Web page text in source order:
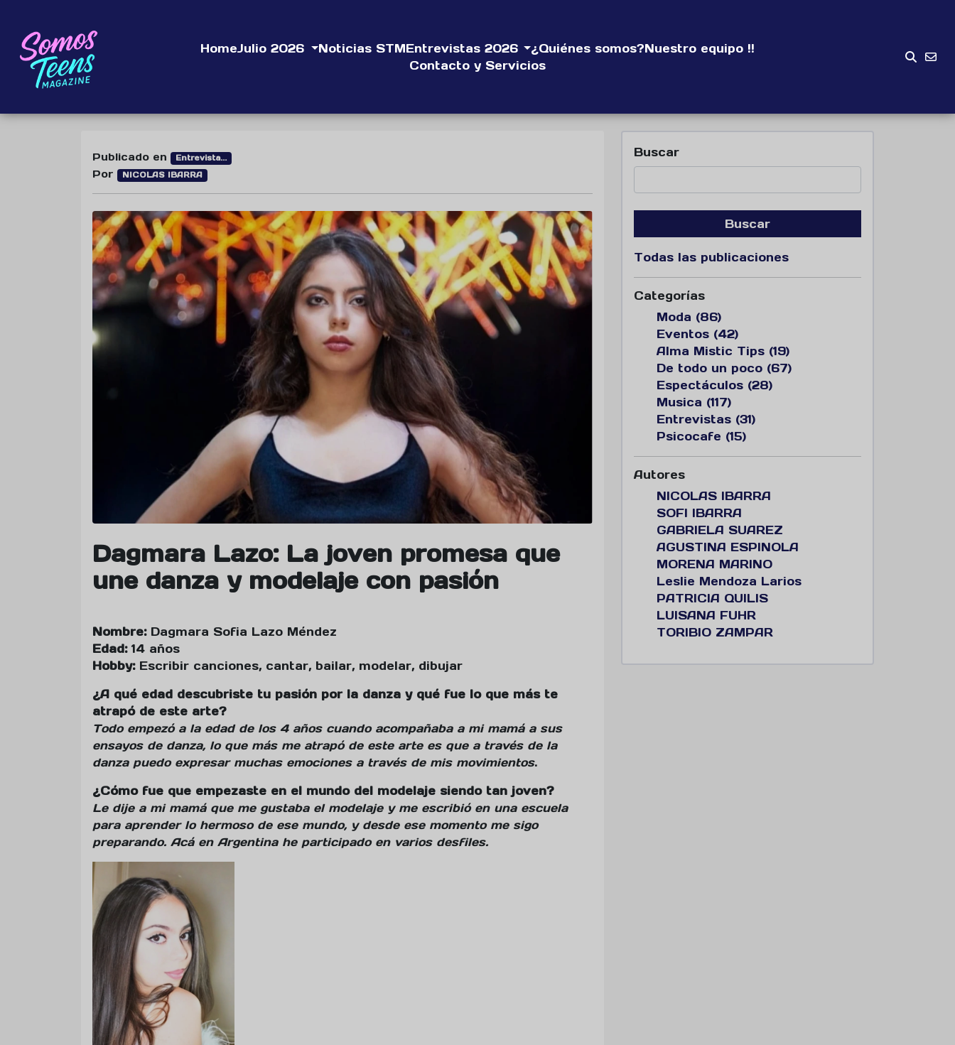
HomeJulio 2026 Noticias STMEntrevistas 2026 ¿Quiénes somos?Nuestro equipo !!
Contacto y Servicios
Publicado en Entrevista...
Por NICOLAS IBARRA
Dagmara Lazo: La joven promesa que
une danza y modelaje con pasión
Nombre:Dagmara Sofia Lazo Méndez
Edad:14 años
Hobby:Escribir canciones, cantar, bailar, modelar, dibujar
¿A qué edad descubriste tu pasión por la danza y qué fue lo que más te
atrapó de este arte?
Todo empezó a la edad de los 4 años cuando acompañaba a mi mamá a sus
ensayos de danza, lo que más me atrapó de este arte es que a través de la
danza puedo expresar muchas emociones a través de mis movimientos.
¿Cómo fue que empezaste en el mundo del modelaje siendo tan joven?
Le dije a mi mamá que me gustaba el modelaje y me escribió en una escuela
para aprender lo hermoso de ese mundo, y desde ese momento me sigo
preparando. Acá en Argentina he participado en varios desfiles.
Buscar
Buscar
Todas las publicaciones
Categorías
Moda (86)
Eventos (42)
Alma Mistic Tips (19)
De todo un poco (67)
Espectáculos (28)
Musica (117)
Entrevistas (31)
Psicocafe (15)
Autores
NICOLAS IBARRA
SOFI IBARRA
GABRIELA SUAREZ
AGUSTINA ESPINOLA
MORENA MARINO
Leslie Mendoza Larios
PATRICIA QUILIS
LUISANA FUHR
TORIBIO ZAMPAR